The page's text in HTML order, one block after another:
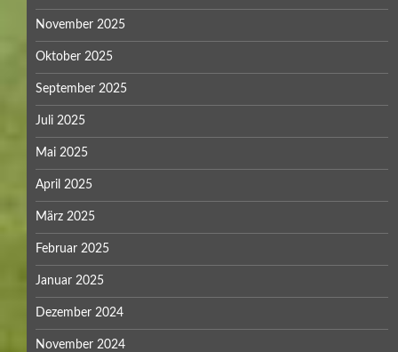
November 2025
Oktober 2025
September 2025
Juli 2025
Mai 2025
April 2025
März 2025
Februar 2025
Januar 2025
Dezember 2024
November 2024